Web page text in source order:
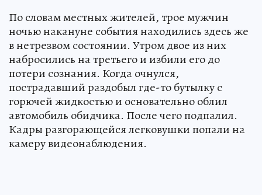
По словам местных жителей, трое мужчин
ночью накануне события находились здесь же
в нетрезвом состоянии. Утром двое из них
набросились на третьего и избили его до
потери сознания. Когда очнулся,
пострадавший раздобыл где-то бутылку с
горючей жидкостью и основательно облил
автомобиль обидчика. После чего подпалил.
Кадры разгорающейся легковушки попали на
камеру видеонаблюдения.